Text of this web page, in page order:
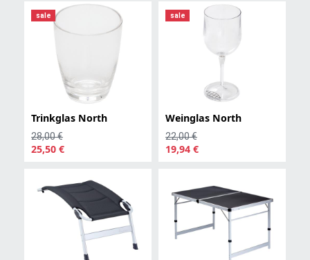
sale
Trinkglas North
28,00 €
25,50 €
sale
Weinglas North
22,00 €
19,94 €